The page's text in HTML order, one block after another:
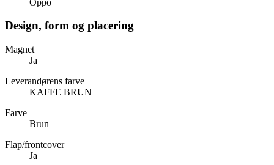
Design, form og placering
Magnet
Ja
Leverandørens farve
KAFFE BRUN
Farve
Brun
Flap/frontcover
Ja